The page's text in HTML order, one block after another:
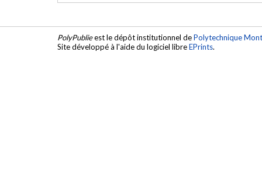
PolyPublieest le dépôt institutionnel dePolytechnique
Site développé à l'aide du logiciel libreEPrints.